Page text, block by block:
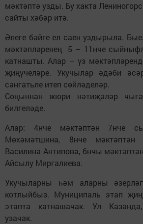
мәктәптә узды. Бу хакта
сайты хәбәр итә.
Әлеге бәйге ел саен уздырыла.
мәктәпләренең 5 – 11нче
катнашты. Алар – үз
җиңүчеләре. Укучылар әдәби
сәнгатьле итеп сөйләделәр.
Соңыннан жюри нәтиҗәләр
билгеләде.
Алар: 4нче мәктәптән 7нче
Мөхәмәтшина, 8нче
Василина Антипова, 6нчы
Айсылу Миргалиева.
Укучыларны һәм аларны
котлыйбыз. Муниципаль этап
этапта катнашачак. Ул
узачак.